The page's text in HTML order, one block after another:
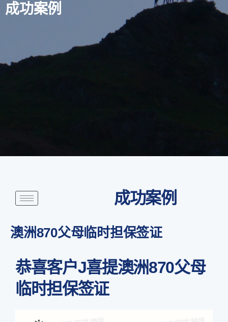
成功案例
成功案例
澳洲870父母临时担保签证
恭喜客户J喜提澳洲870父母
临时担保签证